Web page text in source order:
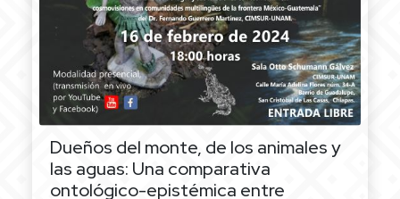
Dueños del monte, de los animales y
las aguas: Una comparativa
ontológico-epistémica entre